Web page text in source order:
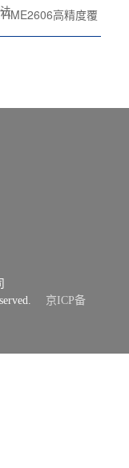
高精度覆
仪
京ICP备